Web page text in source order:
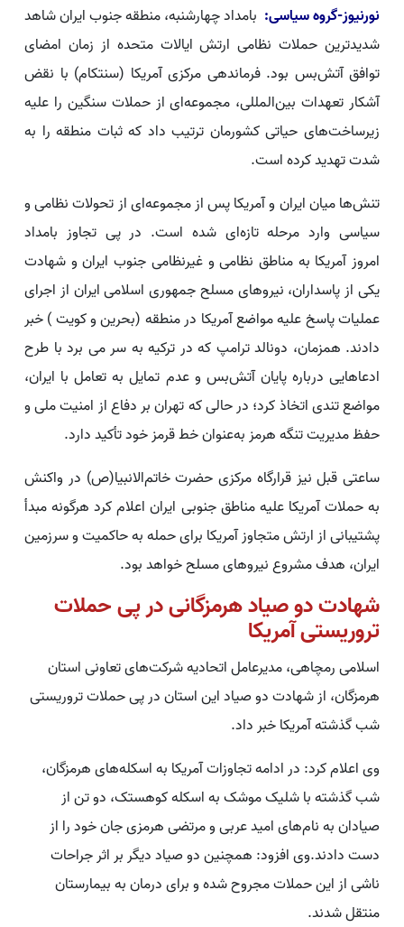
نورنیوز-گروه سیاسی: بامداد چهارشنبه، منطقه جنوب ایران شاهد
شدیدترین حملات نظامی ارتش ایالات متحده از زمان امضای
توافق آتش‌بس بود. فرماندهی مرکزی آمریکا (سنتکام) با نقض
آشکار تعهدات بین‌المللی، مجموعه‌ای از حملات سنگین را علیه
زیرساخت‌های حیاتی کشورمان ترتیب داد که ثبات منطقه را به
شدت تهدید کرده است.
تنش‌ها میان ایران و آمریکا پس از مجموعه‌ای از تحولات نظامی و
سیاسی وارد مرحله تازه‌ای شده است. در پی تجاوز بامداد
امروز آمریکا به مناطق نظامی و غیرنظامی جنوب ایران و شهادت
یکی از پاسداران، نیروهای مسلح جمهوری اسلامی ایران از اجرای
عملیات پاسخ علیه مواضع آمریکا در منطقه (بحرین و کویت ) خبر
دادند. همزمان، دونالد ترامپ که در ترکیه به سر می برد با طرح
ادعاهایی درباره پایان آتش‌بس و عدم تمایل به تعامل با ایران،
مواضع تندی اتخاذ کرد؛ در حالی که تهران بر دفاع از امنیت ملی و
حفظ مدیریت تنگه هرمز به‌عنوان خط قرمز خود تأکید دارد.
ساعتی قبل نیز قرارگاه مرکزی حضرت خاتم‌الانبیا(ص) در واکنش
به حملات آمریکا علیه مناطق جنوبی ایران اعلام کرد هرگونه مبدأ
پشتیبانی از ارتش متجاوز آمریکا برای حمله به حاکمیت و سرزمین
ایران، هدف مشروع نیروهای مسلح خواهد بود.
شهادت دو صیاد هرمزگانی در پی حملات
تروریستی آمریکا
اسلامی رمچاهی، مدیرعامل اتحادیه شرکت‌های تعاونی استان
هرمزگان، از شهادت دو صیاد این استان در پی حملات تروریستی
شب گذشته آمریکا خبر داد.
وی اعلام کرد: در ادامه تجاوزات آمریکا به اسکله‌های هرمزگان،
شب گذشته با شلیک موشک به اسکله کوهستک، دو تن از
صیادان به نام‌های امید عربی و مرتضی هرمزی جان خود را از
دست دادند.وی افزود: همچنین دو صیاد دیگر بر اثر جراحات
ناشی از این حملات مجروح شده و برای درمان به بیمارستان
منتقل شدند.